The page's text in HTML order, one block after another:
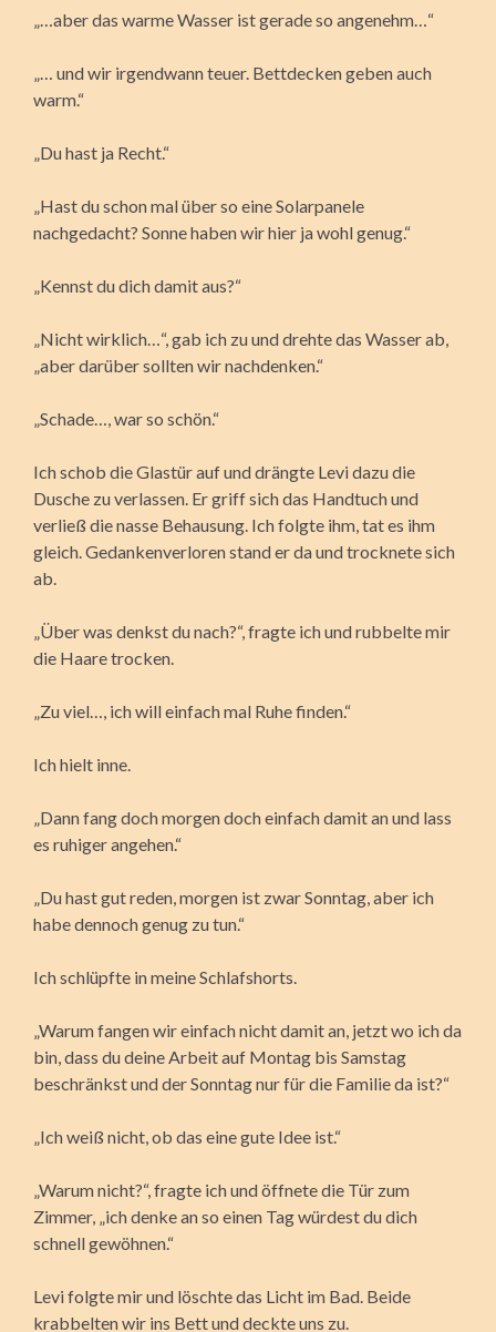
„…aber das warme Wasser ist gerade so angenehm…“
„… und wir irgendwann teuer. Bettdecken geben auch
warm.“
„Du hast ja Recht.“
„Hast du schon mal über so eine Solarpanele
nachgedacht? Sonne haben wir hier ja wohl genug.“
„Kennst du dich damit aus?“
„Nicht wirklich…“, gab ich zu und drehte das Wasser ab,
„aber darüber sollten wir nachdenken.“
„Schade…, war so schön.“
Ich schob die Glastür auf und drängte Levi dazu die
Dusche zu verlassen. Er griff sich das Handtuch und
verließ die nasse Behausung. Ich folgte ihm, tat es ihm
gleich. Gedankenverloren stand er da und trocknete sich
ab.
„Über was denkst du nach?“, fragte ich und rubbelte mir
die Haare trocken.
„Zu viel…, ich will einfach mal Ruhe finden.“
Ich hielt inne.
„Dann fang doch morgen doch einfach damit an und lass
es ruhiger angehen.“
„Du hast gut reden, morgen ist zwar Sonntag, aber ich
habe dennoch genug zu tun.“
Ich schlüpfte in meine Schlafshorts.
„Warum fangen wir einfach nicht damit an, jetzt wo ich da
bin, dass du deine Arbeit auf Montag bis Samstag
beschränkst und der Sonntag nur für die Familie da ist?“
„Ich weiß nicht, ob das eine gute Idee ist.“
„Warum nicht?“, fragte ich und öffnete die Tür zum
Zimmer, „ich denke an so einen Tag würdest du dich
schnell gewöhnen.“
Levi folgte mir und löschte das Licht im Bad. Beide
krabbelten wir ins Bett und deckte uns zu.